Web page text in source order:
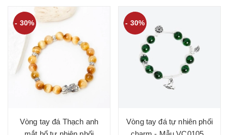
- 30%
Vòng tay đá Thạch anh
- 30%
Vòng tay đá tự nhiên phối